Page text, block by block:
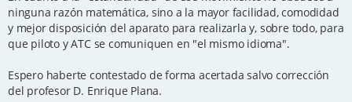
ninguna razón matemática, sino a la mayor facilidad, comodidad
y mejor disposición del aparato para realizarla y, sobre todo, para
que piloto y ATC se comuniquen en "el mismo idioma".
Espero haberte contestado de forma acertada salvo corrección
del profesor D. Enrique Plana.